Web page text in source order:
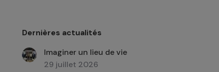
Dernières actualités
Imaginer un lieu de vie
29 juillet 2026